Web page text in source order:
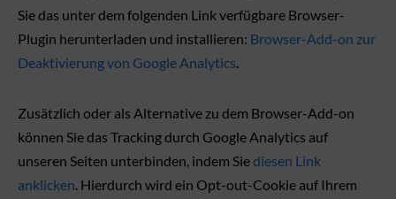
Sie das unter dem folgenden Link verfügbare Browser-
Plugin herunterladen und installieren: Browser-Add-on zur
Deaktivierung von Google Analytics.
Zusätzlich oder als Alternative zu dem Browser-Add-on
können Sie das Tracking durch Google Analytics auf
unseren Seiten unterbinden, indem Siediesen Link
anklicken. Hierdurch wird ein Opt-out-Cookie auf Ihrem